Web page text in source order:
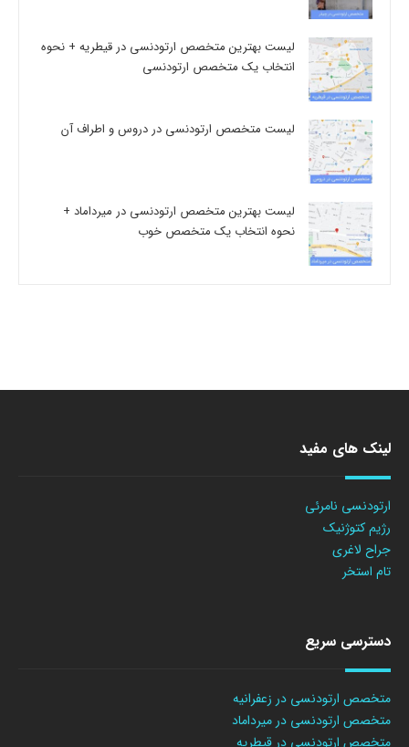
لیست بهترین متخصص ارتودنسی در قیطریه + نحوه
انتخاب یک متخصص ارتودنسی
لیست متخصص ارتودنسی در دروس و اطراف آن
لیست بهترین متخصص ارتودنسی در میرداماد +
نحوه انتخاب یک متخصص خوب
لینک های مفید
ارتودنسی نامرئی
رژیم کتوژنیک
جراح لاغری
تام استخر
دسترسی سریع
متخصص ارتودنسی در زعفرانیه
متخصص ارتودنسی در میرداماد
متخصص ارتودنسی در قیطریه